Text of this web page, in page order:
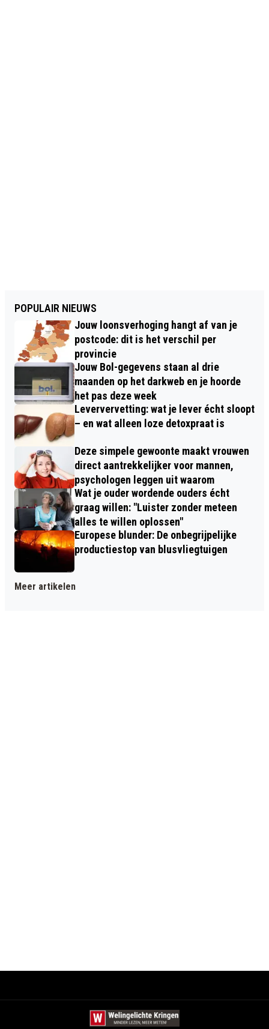
POPULAIR NIEUWS
Jouw loonsverhoging hangt af van je
postcode: dit is het verschil per
provincie
Jouw Bol-gegevens staan al drie
maanden op het darkweb en je hoorde
het pas deze week
Leververvetting: wat je lever écht sloopt
– en wat alleen loze detoxpraat is
Deze simpele gewoonte maakt vrouwen
direct aantrekkelijker voor mannen,
psychologen leggen uit waarom
Wat je ouder wordende ouders écht
graag willen: "Luister zonder meteen
alles te willen oplossen"
Europese blunder: De onbegrijpelijke
productiestop van blusvliegtuigen
Meer artikelen